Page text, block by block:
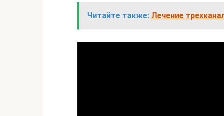
Читайте также: Лечение